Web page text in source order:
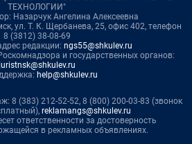
ТЕХНОЛОГИИ"
Назарчук Ангелина Алексеевна
ул. Т. К. Щербанева, 25, офис 402, телефон
8 (3812) 38-08-69
редакции: ngs55@shkulev.ru
и государственных органов:
help@shkulev.ru
8 (383) 212-52-52, 8 (800) 200-03-83 (звонок
reklamangs@shkulev.ru
ответственности за достоверность
в рекламных объявлениях.